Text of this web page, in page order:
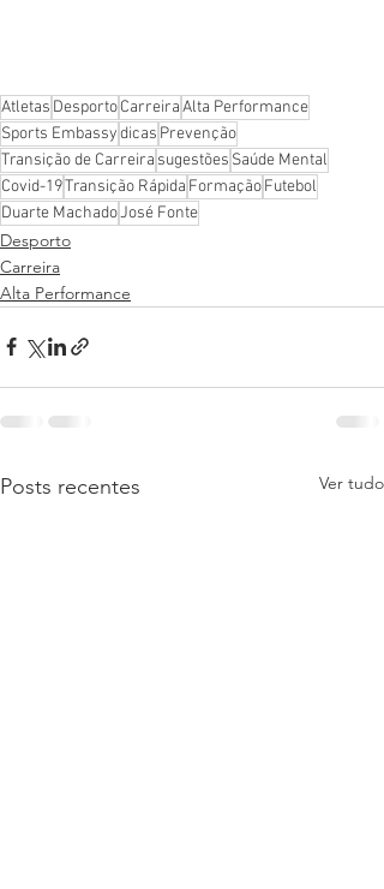
Atletas DesportoCarreiraAlta Performance
Sports Embassydicas Prevenção
Transição de Carreira sugestões Saúde Mental
Covid-19Transição Rápida FormaçãoFutebol
Duarte MachadoJosé Fonte
Desporto
Carreira
Alta Performance
Posts recentes Ver tudo